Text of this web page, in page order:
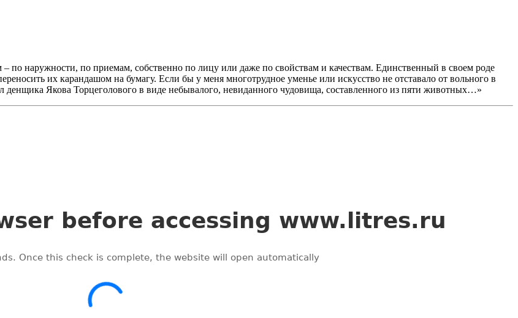
по наружности, по приемам, собственно по лицу или даже по свойствам и качествам. Единственный в своем роде
их карандашом на бумагу. Если бы у меня многотрудное уменье или искусство не отставало от вольного в
денщика Якова Торцеголового в виде небывалого, невиданного чудовища, составленного из пяти животных…»